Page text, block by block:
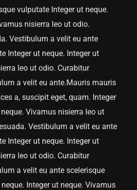
vulputate Integer ut neque.
nisierra leo ut odio.
Vestibulum a velit eu ante
Integer ut neque. Integer ut
leo ut odio. Curabitur
a velit eu ante.Mauris mauris
a, suscipit eget, quam. Integer
Vivamus nisierra leo ut
Vestibulum a velit eu ante
Integer ut neque. Integer ut
leo ut odio. Curabitur
a velit eu ante scelerisque
Integer ut neque. Vivamus